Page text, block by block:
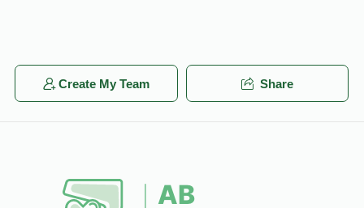
Abraham Nutovics
1 month ago ₪105.00
Create My Team Share